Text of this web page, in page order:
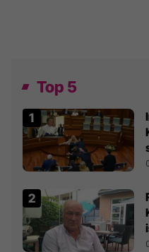
Top 5